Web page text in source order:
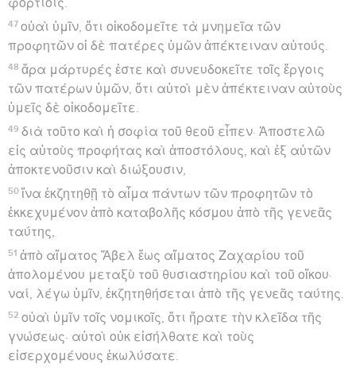
φορτίοις.
47 οὐαὶ ὑμῖν, ὅτι οἰκοδομεῖτε τὰ μνημεῖα τῶν
προφητῶν οἱ δὲ πατέρες ὑμῶν ἀπέκτειναν αὐτούς.
48 ἄρα μάρτυρές ἐστε καὶ συνευδοκεῖτε τοῖς ἔργοις
τῶν πατέρων ὑμῶν, ὅτι αὐτοὶ μὲν ἀπέκτειναν αὐτοὺς
ὑμεῖς δὲ οἰκοδομεῖτε.
49 διὰ τοῦτο καὶ ἡ σοφία τοῦ θεοῦ εἶπεν· Ἀποστελῶ
εἰς αὐτοὺς προφήτας καὶ ἀποστόλους, καὶ ἐξ αὐτῶν
ἀποκτενοῦσιν καὶ διώξουσιν,
50 ἵνα ἐκζητηθῇ τὸ αἷμα πάντων τῶν προφητῶν τὸ
ἐκκεχυμένον ἀπὸ καταβολῆς κόσμου ἀπὸ τῆς γενεᾶς
ταύτης,
51 ἀπὸ αἵματος Ἅβελ ἕως αἵματος Ζαχαρίου τοῦ
ἀπολομένου μεταξὺ τοῦ θυσιαστηρίου καὶ τοῦ οἴκου·
ναί, λέγω ὑμῖν, ἐκζητηθήσεται ἀπὸ τῆς γενεᾶς ταύτης.
52 οὐαὶ ὑμῖν τοῖς νομικοῖς, ὅτι ἤρατε τὴν κλεῖδα τῆς
γνώσεως· αὐτοὶ οὐκ εἰσήλθατε καὶ τοὺς
εἰσερχομένους ἐκωλύσατε.